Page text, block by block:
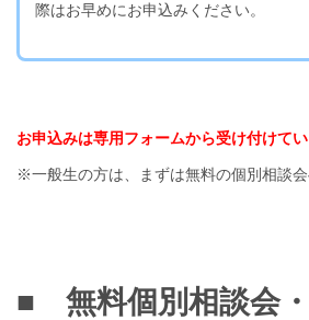
際はお早めにお申込みください。
お申込みは専用フォームから受け付けてい
※一般生の方は、まずは無料の個別相談会
■ 無料個別相談会